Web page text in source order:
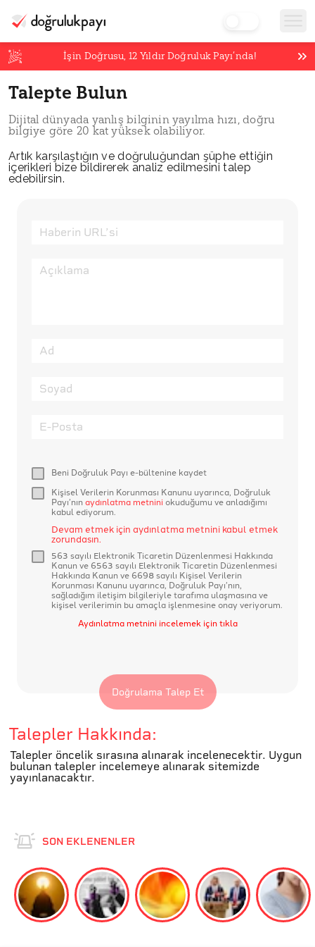
İşin Doğrusu,12 Yıldır Doğruluk Payı’nda!
Talepte Bulun
Dijital dünyada yanlış bilginin yayılma hızı, doğru
bilgiye göre 20 kat yüksek olabiliyor.
Artık karşılaştığın ve doğruluğundan şüphe ettiğin
içerikleri bize bildirerek analiz edilmesini talep
edebilirsin.
Beni Doğruluk Payı e-bültenine kaydet
Kişisel Verilerin Korunması Kanunu uyarınca, Doğruluk
Payı’nın aydınlatma metnini okuduğumu ve anladığımı
kabul ediyorum.
Devam etmek için aydınlatma metnini kabul etmek
zorundasın.
563 sayılı Elektronik Ticaretin Düzenlenmesi Hakkında
Kanun ve 6563 sayılı Elektronik Ticaretin Düzenlenmesi
Hakkında Kanun ve 6698 sayılı Kişisel Verilerin
Korunması Kanunu uyarınca, Doğruluk Payı’nın,
sağladığım iletişim bilgileriyle tarafıma ulaşmasına ve
kişisel verilerimin bu amaçla işlenmesine onay veriyorum.
Aydınlatma metnini incelemek için tıkla
Doğrulama Talep Et
Talepler Hakkında:
Talepler öncelik sırasına alınarak incelenecektir. Uygun
bulunan talepler incelemeye alınarak sitemizde
yayınlanacaktır.
SON EKLENENLER